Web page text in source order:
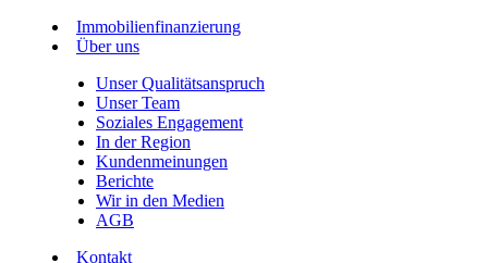
Immobilienfinanzierung
Über uns
Unser Qualitätsanspruch
Unser Team
Soziales Engagement
In der Region
Kundenmeinungen
Berichte
Wir in den Medien
AGB
Kontakt